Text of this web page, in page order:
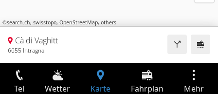
©search.ch, swisstopo, OpenStreetMap, others
Cà di Vaghitt
6655 Intragna
Tel Wetter Karte Fahrplan Mehr